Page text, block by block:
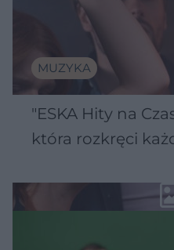
MUZYKA
"ESKA Hity na
która rozkręci